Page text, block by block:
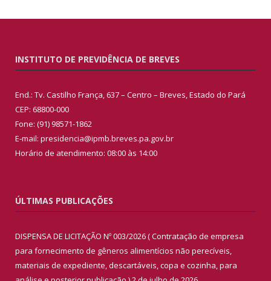
INSTITUTO DE PREVIDÊNCIA DE BREVES
End.: Tv. Castilho França, 637 – Centro – Breves, Estado do Pará
CEP: 68800-000
Fone: (91) 98571-1862
E-mail: presidencia@ipmb.breves.pa.gov.br
Horário de atendimento: 08:00 às 14:00
ÚLTIMAS PUBLICAÇÕES
DISPENSA DE LICITAÇÃO Nº 003/2026 ( Contratação de empresa
para fornecimento de gêneros alimentícios não perecíveis,
materiais de expediente, descartáveis, copa e cozinha, para